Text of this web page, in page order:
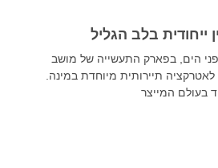
ייחודית בלב הגליל
מעל פני הים, בפארק התעשייה של מושב
תיירותית מיוחדת במינה.
בעולם המייצר